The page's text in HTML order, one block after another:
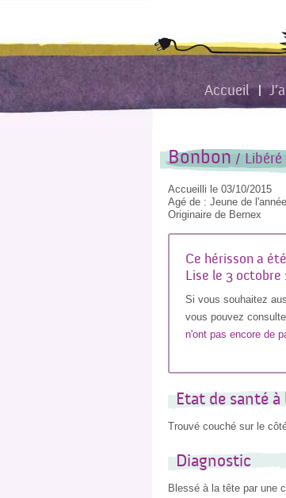
Accueil
Bonbon
Accueilli le 03/10/2015
Agé de : Jeune de l'année
Originaire de Bernex
Ce hérisson a
Lise le 3 octobre
Si vous souhaitez
vous pouvez
n'ont pas encore de
Etat de santé à
Trouvé couché sur le
Diagnostic
Blessé à la tête par une